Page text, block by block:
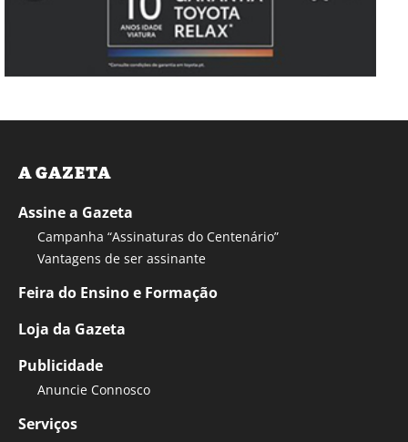
A GAZETA
Assine a Gazeta
Campanha “Assinaturas do Centenário”
Vantagens de ser assinante
Feira do Ensino e Formação
Loja da Gazeta
Publicidade
Anuncie Connosco
Serviços